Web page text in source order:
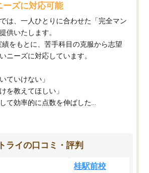
ーズに対応可能
は、一人ひとりに合わせた「完全マン
供いたします。​
をもとに、苦手科目の克服から志望
ニーズに対応しています。​
ていけない」​
を教えてほしい」​
て効率的に点数を伸ばした...
ライの口コミ・評判
桂駅前校